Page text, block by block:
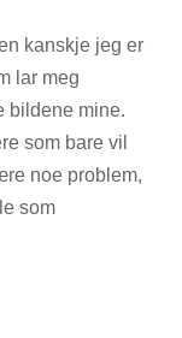
kanskje jeg er
lar meg
bildene mine.
som bare vil
noe problem,
som